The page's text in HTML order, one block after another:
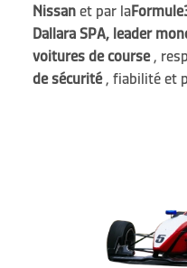
Nissanet par la
Dallara SPA, leader
voitures de course,
de sécurité, fiabilité et